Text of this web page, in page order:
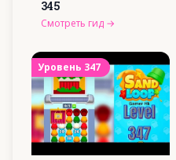
345
Смотреть гид →
Уровень 347